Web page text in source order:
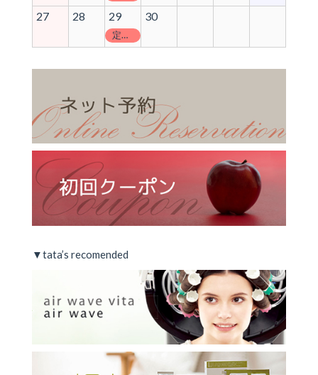
27 28 29
定休日
30
▼tata’s recomended